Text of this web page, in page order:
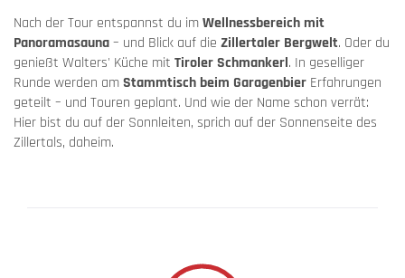
Nach der Tour entspannst du imWellnessbereich mit
Panoramasauna– und Blick auf die Zillertaler Bergwelt. Oder du
genießt Walters' Küche mit Tiroler Schmankerl. In geselliger
Runde werden amStammtisch beim Garagenbier Erfahrungen
geteilt – und Touren geplant. Und wie der Name schon verrät:
Hier bist du auf der Sonnleiten, sprich auf der Sonnenseite des
Zillertals, daheim.